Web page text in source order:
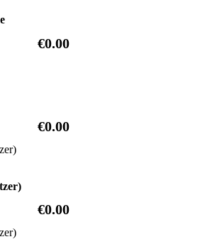
€0.00
€0.00
€0.00